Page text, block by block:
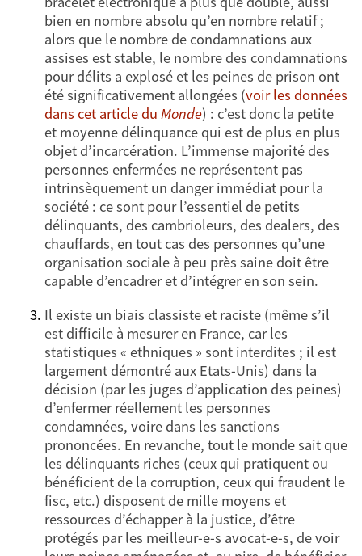
bien en nombre absolu qu’en nombre relatif ;
alors que le nombre de condamnations aux
assises est stable, le nombre des condamnations
pour délits a explosé et les peines de prison ont
été significativement allongées (voir les données
dans cet article du Monde) : c’est donc la petite
et moyenne délinquance qui est de plus en plus
objet d’incarcération. L’immense majorité des
personnes enfermées ne représentent pas
intrinsèquement un danger immédiat pour la
société : ce sont pour l’essentiel de petits
délinquants, des cambrioleurs, des dealers, des
chauffards, en tout cas des personnes qu’une
organisation sociale à peu près saine doit être
capable d’encadrer et d’intégrer en son sein.
Il existe un biais classiste et raciste (même s’il
est difficile à mesurer en France, car les
statistiques « ethniques » sont interdites ; il est
largement démontré aux Etats-Unis) dans la
décision (par les juges d’application des peines)
d’enfermer réellement les personnes
condamnées, voire dans les sanctions
prononcées. En revanche, tout le monde sait que
les délinquants riches (ceux qui pratiquent ou
bénéficient de la corruption, ceux qui fraudent le
fisc, etc.) disposent de mille moyens et
ressources d’échapper à la justice, d’être
protégés par les meilleur-e-s avocat-e-s, de voir